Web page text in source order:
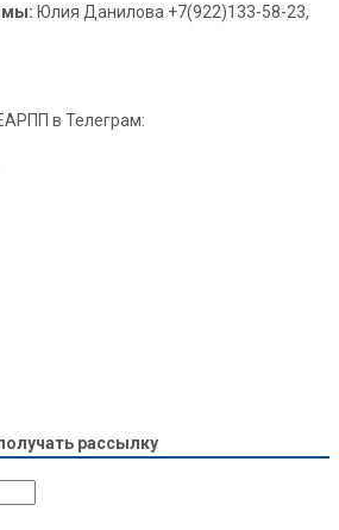
Юлия Данилова +7(922)133-58-23,
в Телеграм:
рассылку